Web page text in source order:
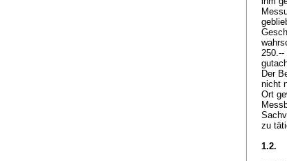
250.--
Der
nicht
Ort
zu
1.2.